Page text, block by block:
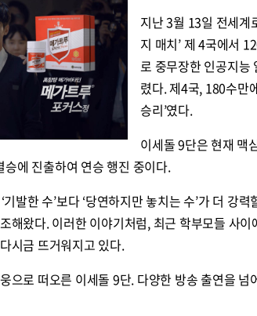
지난 3월 13일 전세계
지 매치’ 제 4국에서
로 중무장한 인공지능
렸다. 제4국, 180수만
승리’였다.
이세돌 9단은 현재 맥
에 진출하여 연승 행진 중이다.
발한 수’보다 ‘당연하지만 놓치는 수’가 더 강
해왔다. 이러한 이야기처럼, 최근 학부모들 사
시금 뜨거워지고 있다.
으로 떠오른 이세돌 9단. 다양한 방송 출연을 넘